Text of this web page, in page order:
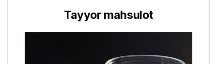
Tayyor mahsulot